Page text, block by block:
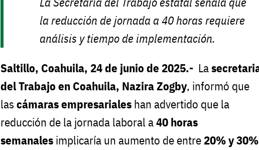
la reducción de jornada a 40 horas requiere
análisis y tiempo de implementación.
Saltillo, Coahuila, 24 de junio de 2025.- La
del Trabajo en Coahuila, Nazira Zogby, informó que
las cámaras empresariales han advertido que la
reducción de la jornada laboral a40 horas
semanales implicaría un aumento de entre 20% y